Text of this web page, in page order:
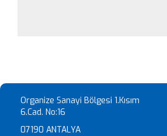
Organize Sanayi Bölgesi 1.Kısım
6.Cad. No:16
07190 ANTALYA